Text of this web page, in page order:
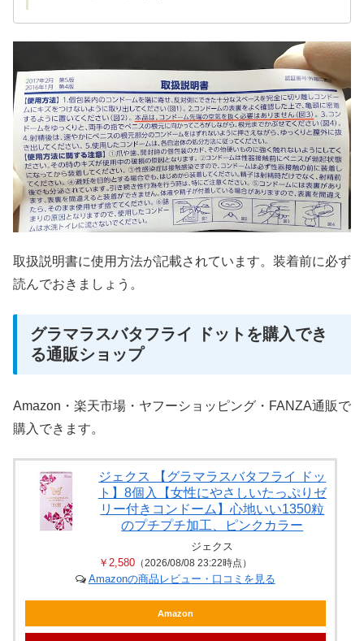
取扱説明書に使用方法が記載されています。装着前に必ず
読んでおきましょう。
グラマラスバタフライ ドットを購入でき
る通販ショップ
Amazon・楽天市場・ヤフーショッピング・FANZA通販で
購入できます。
ジェクス 【グラマラスバタフライ ドッ
ト】8個入【女性にやさしいたっぷりゼ
リー付きコンドーム】心地いい1350粒
のプチプチ加工、ピンクカラー
ジェクス
￥2,580 （2026/08/08 23:22時点）
Amazonの商品レビュー・口コミを見る
Amazon